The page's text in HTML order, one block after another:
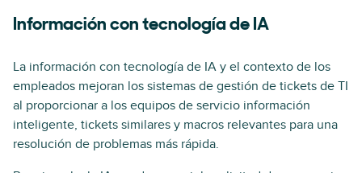
Información con tecnología de IA
La información con tecnología de IA y el contexto de los
empleados mejoran los sistemas de gestión de tickets de TI
al proporcionar a los equipos de servicio información
inteligente, tickets similares y macros relevantes para una
resolución de problemas más rápida.